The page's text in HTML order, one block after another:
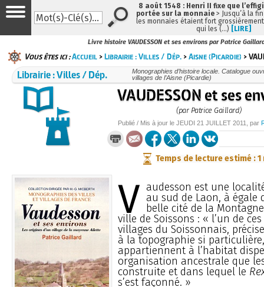
Livre histoire VAUDESSON et ses environs par Patrice
Vous êtes ici :Accueil >Librairie : Villes / Dép. >Aisne (Picardie) >
Librairie : Villes / Dép.
Monographies d’histoire locale. Catalogue
villages de l’Aisne (Picardie)
VAUDESSON et ses
(par Patrice Gaillard)
Publié / Mis à jour leJEUDI 21 JUILLET 2011 , par
Temps de lecture estimé : 1
V audesson est une
au sud de Laon, à égale
belle cité de la
ville de Soissons : « l’un de
villages du Soissonnais,
à la topographie si
appartiennent à l’habitat
organisation ancestrale que
construite et dans lequel le
s’est façonné. »
8 août 1548 : Henri II fixe que
portée sur la monnaie > Jusqu’à la
les monnaies étaient fort
qui les (…) [LIRE]